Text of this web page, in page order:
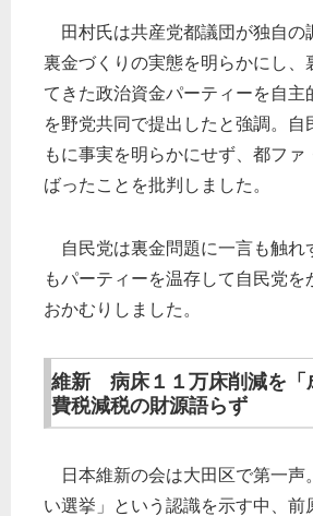
田村氏は共産党都議団が独自の
裏金づくりの実態を明らかにし、
てきた政治資金パーティーを自主
を野党共同で提出したと強調。自
もに事実を明らかにせず、都ファ
ばったことを批判しました。
自民党は裏金問題に一言も触れ
もパーティーを温存して自民党を
おかむりしました。
維新 病床１１万床削減を
費税減税の財源語らず
日本維新の会は大田区で第一声
い選挙」という認識を示す中、前